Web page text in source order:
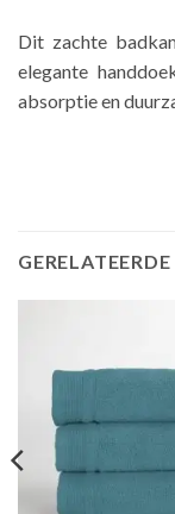
Dit zachte
elegante
absorptie en